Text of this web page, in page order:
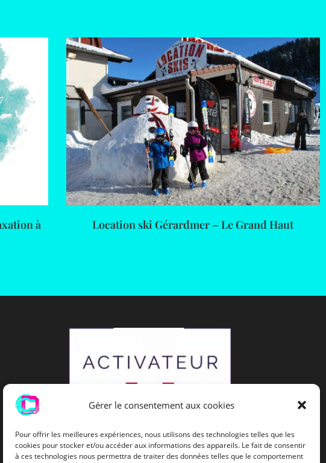
Gérer le consentement aux cookies
Pour offrir les meilleures expériences, nous utilisons des technologies telles que les
cookies pour stocker et/ou accéder aux informations des appareils. Le fait de consentir
à ces technologies nous permettra de traiter des données telles que le comportement
à
Location ski Gérardmer – Le Grand Haut